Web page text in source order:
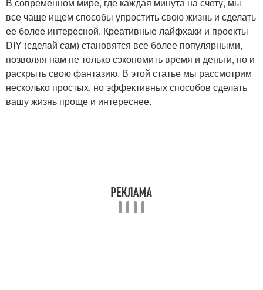
все чаще ищем способы упростить свою жизнь и сделать
ее более интересной. Креативные лайфхаки и проекты
DIY (сделай сам) становятся все более популярными,
позволяя нам не только сэкономить время и деньги, но и
раскрыть свою фантазию. В этой статье мы рассмотрим
несколько простых, но эффективных способов сделать
вашу жизнь проще и интереснее.